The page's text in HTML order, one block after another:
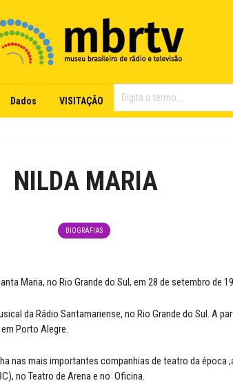
Dados VISITAÇÃO
NILDA MARIA
BIOGRAFIAS
Maria, no Rio Grande do Sul, em 28 de setembro de
da Rádio Santamariense, no Rio Grande do Sul. A
Porto Alegre.
nas mais importantes companhias de teatro da época
no Teatro de Arena e no Oficina.